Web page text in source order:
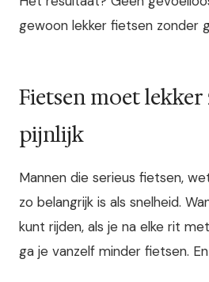
gewoon lekker fietsen zonder
Fietsen moet
pijnlijk
Mannen die serieus fietsen,
zo belangrijk is als snelheid.
kunt rijden, als je na elke rit
ga je vanzelf minder fietsen.